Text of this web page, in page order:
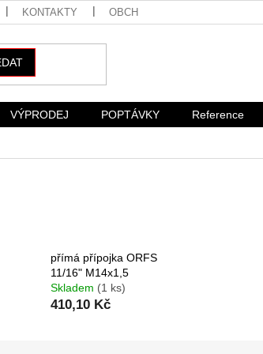
KONTAKTY OBCHODNÍ PODMÍNKY
VÝPRODEJ POPTÁVKY Reference
přímá přípojka ORFS
11/16" M14x1,5
Skladem (1 ks)
410,10 Kč